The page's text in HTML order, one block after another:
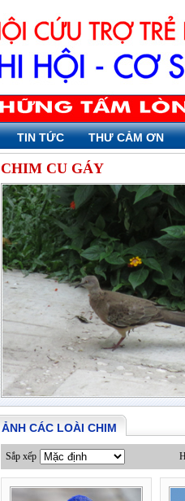
TIN TỨC THƯ CẢM ƠN
CHIM CU GÁY
ẢNH CÁC LOÀI CHIM
Sắp xếp